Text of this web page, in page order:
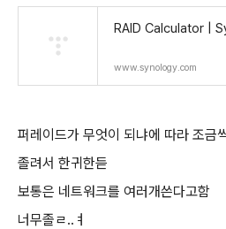
RAID Calculator |
www.synology.com
퍼레이드가 무엇이 되냐에 따라 조금
졸려서 한귀한듣
보통은 네트워크를 여러개쓴다고함
너무졸ㄹ..ㅕ